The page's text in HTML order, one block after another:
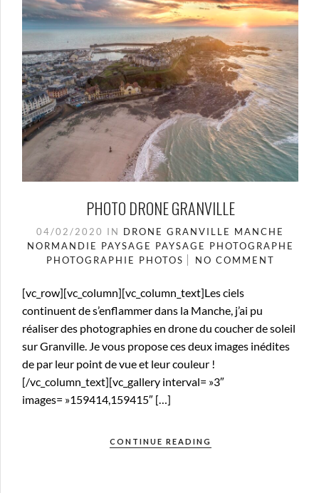
PHOTO DRONE GRANVILLE
04/02/2020 IN DRONE GRANVILLE MANCHE
NORMANDIE PAYSAGE PAYSAGE PHOTOGRAPHE
PHOTOGRAPHIE PHOTOS NO COMMENT
[vc_row][vc_column][vc_column_text]Les ciels
continuent de s’enflammer dans la Manche, j’ai pu
réaliser des photographies en drone du coucher de soleil
sur Granville. Je vous propose ces deux images inédites
de par leur point de vue et leur couleur !
[/vc_column_text][vc_gallery interval= »3″
images= »159414,159415″ […]
CONTINUE READING